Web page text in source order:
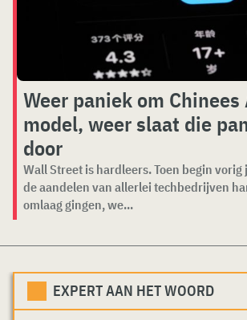
Weer paniek om Chinees
model, weer slaat die
door
Wall Street is hardleers. Toen begin vorig
de aandelen van allerlei techbedrijven
omlaag gingen, we...
EXPERT AAN HET WOORD